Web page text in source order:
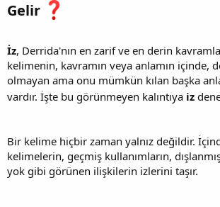
Gelir
İz, Derrida'nın en zarif ve en derin
kelimenin, kavramın veya anlamın içinde,
olmayan ama onu mümkün kılan başka
vardır. İşte bu görünmeyen kalıntıya iz
Bir kelime hiçbir zaman yalnız değildir.
kelimelerin, geçmiş kullanımların,
yok gibi görünen ilişkilerin izlerini taşır.